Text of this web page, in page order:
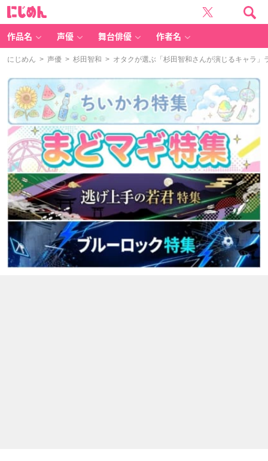
作品名 声優 舞台俳優 作者名
にじめん > 声優 > 杉田智和 > オタクが選ぶ「杉田智和さんが演じるキャラ